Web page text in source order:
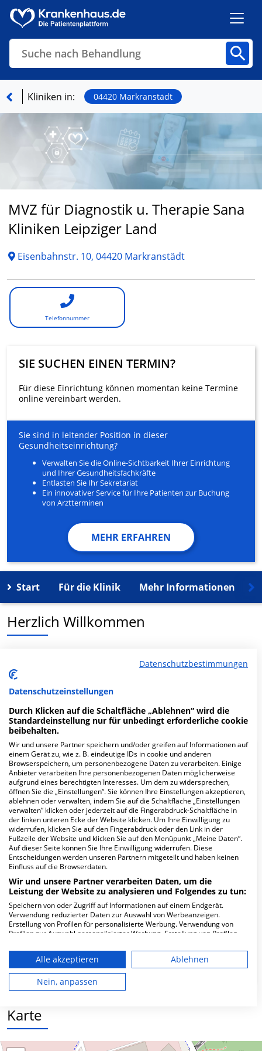
Suche nach Behandlung
Finden
Kliniken in: 04420 Markranstädt
MVZ für Diagnostik u. Therapie Sana
Kliniken Leipziger Land
Eisenbahnstr. 10, 04420 Markranstädt
Telefonnummer
SIE SUCHEN EINEN TERMIN?
Für diese Einrichtung können momentan keine Termine
online vereinbart werden.
Sie sind in leitender Position in dieser
Gesundheitseinrichtung?
Verwalten Sie die Online-Sichtbarkeit Ihrer Einrichtung
und Ihrer Gesundheitsfachkräfte
Entlasten Sie Ihr Sekretariat
Ein innovativer Service für Ihre Patienten zur Buchung
von Arztterminen
MEHR ERFAHREN
Start Für die Klinik Mehr Informationen
Herzlich Willkommen
Land in der Eisenbahnstr. 10 ist ein medizinisches
Versorgungszentrum in Markranstädt.
Mehr Informationen
FAQ
Hier ﬁnden Sie häuﬁg gestellte Fragen zu dieser Klinik.
Wie lautet die Adresse von MVZ für
Diagnostik u. Therapie Sana Kliniken
Leipziger Land?
Eisenbahnstr. 10
04420 Markranstädt
Wie ist die Telefonnummer von MVZ für
Leipziger Land?
Karte
Datenschutzbestimmungen
Datenschutzeinstellungen
Durch Klicken auf die Schaltfläche „Ablehnen“ wird die
Standardeinstellung nur für unbedingt erforderliche cookie
beibehalten.
Wir und unsere Partner speichern und/oder greifen auf Informationen auf
einem Gerät zu, wie z. B. eindeutige IDs in cookie und anderen
Browserspeichern, um personenbezogene Daten zu verarbeiten. Einige
Anbieter verarbeiten Ihre personenbezogenen Daten möglicherweise
aufgrund eines berechtigten Interesses. Um dem zu widersprechen,
öffnen Sie die „Einstellungen“. Sie können Ihre Einstellungen akzeptieren,
ablehnen oder verwalten, indem Sie auf die Schaltfläche „Einstellungen
verwalten“ klicken oder jederzeit auf die Fingerabdruck-Schaltfläche in
der linken unteren Ecke der Website klicken. Um Ihre Einwilligung zu
widerrufen, klicken Sie auf den Fingerabdruck oder den Link in der
Fußzeile der Website und klicken Sie auf den Menüpunkt „Meine Daten“.
Auf dieser Seite können Sie Ihre Einwilligung widerrufen. Diese
Entscheidungen werden unseren Partnern mitgeteilt und haben keinen
Einfluss auf die Browserdaten.
Wir und unsere Partner verarbeiten Daten, um die
Leistung der Website zu analysieren und Folgendes zu tun:
Speichern von oder Zugriff auf Informationen auf einem Endgerät.
Verwendung reduzierter Daten zur Auswahl von Werbeanzeigen.
Erstellung von Profilen für personalisierte Werbung. Verwendung von
Profilen zur Auswahl personalisierter Werbung. Erstellung von Profilen
personalisierter Inhalte. Messung der Werbeleistung. Messung der
Performance von Inhalten. Analyse von Zielgruppen durch Statistiken
oder Kombinationen von Daten aus verschiedenen Quellen. Entwicklung
und Verbesserung der Angebote. Verwendung reduzierter Daten zur
Auswahl von Inhalten.
die USA gesendet werden.
Ihre Einwilligung und die cookie Richtlinie gelten ausschließlich für diese
Website/App.
Partnerliste anzeigen (1 IAB-Anbieter)
Alle akzeptieren
Ablehnen
Nein, anpassen